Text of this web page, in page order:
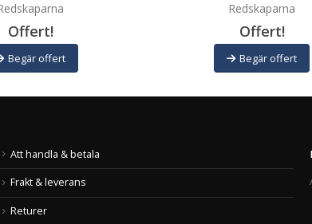
Offert!
Begär offert
Redskaparna
Offert!
Begär offert
Att handla & betala
Frakt & leverans
Returer